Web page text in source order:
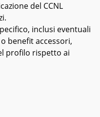
del CCNL
inclusi eventuali
benefit accessori,
profilo rispetto ai